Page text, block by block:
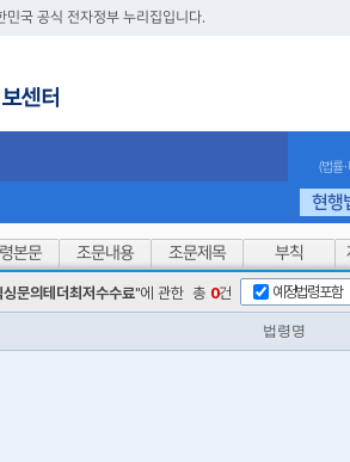
민국 공식 전자정부 누리집입니다.
(법률
현행
본문 조문내용 조문제목 부칙
의테더최저수수료"에 관한 총 0건 예정법령포함
법령명